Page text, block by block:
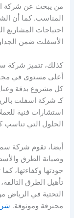
من يبحث عن شركة
المناسب. كما أن
احتياجات المشاريع
الأسفلت ضمن
كذلك، تتميز شركة
أعلى مستوى في
كل مشروع بدقة
كـ شركة اسفلت
استشارات فنية
الحلول التي تناسب
أيضا، تقوم شركة
وصيانة الطرق
جودتها وكفاءتها،
تأهيل الطرق
التحتية في الرياض
محترفة وموثوقة.